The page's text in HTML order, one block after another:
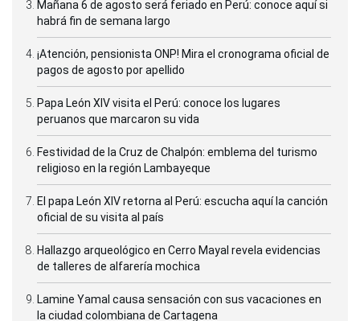
Mañana 6 de agosto será feriado en Perú: conoce aquí si
habrá fin de semana largo
¡Atención, pensionista ONP! Mira el cronograma oficial de
pagos de agosto por apellido
Papa León XIV visita el Perú: conoce los lugares
peruanos que marcaron su vida
Festividad de la Cruz de Chalpón: emblema del turismo
religioso en la región Lambayeque
El papa León XIV retorna al Perú: escucha aquí la canción
oficial de su visita al país
Hallazgo arqueológico en Cerro Mayal revela evidencias
de talleres de alfarería mochica
Lamine Yamal causa sensación con sus vacaciones en
la ciudad colombiana de Cartagena